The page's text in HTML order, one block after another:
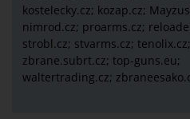
kostelecky.cz; kozap.cz;
nimrod.cz; proarms.cz;
strobl.cz; stvarms.cz;
zbrane.subrt.cz; top-guns.eu;
waltertrading.cz;